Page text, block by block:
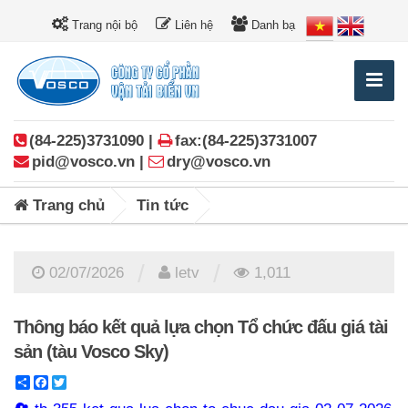
Trang nội bộ Liên hệ Danh bạ
(84-225)3731090 |
fax:(84-225)3731007
pid@vosco.vn |
dry@vosco.vn
Trang chủ Tin tức
02/07/2026 letv 1,011
Thông báo kết quả lựa chọn Tổ chức đấu giá tài
sản (tàu Vosco Sky)
ShareFacebook